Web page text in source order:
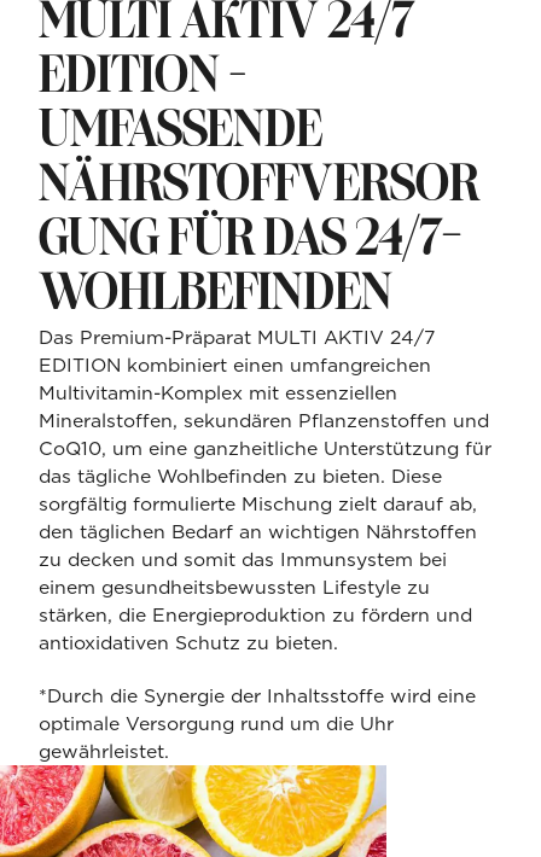
MULTI AKTIV 24/7
EDITION –
UMFASSENDE
NÄHRSTOFFVERSOR
GUNG FÜR DAS 24/7-
WOHLBEFINDEN
Das Premium-Präparat MULTI AKTIV 24/7
EDITION kombiniert einen umfangreichen
Multivitamin-Komplex mit essenziellen
Mineralstoffen, sekundären Pflanzenstoffen und
CoQ10, um eine ganzheitliche Unterstützung für
das tägliche Wohlbefinden zu bieten. Diese
sorgfältig formulierte Mischung zielt darauf ab,
den täglichen Bedarf an wichtigen Nährstoffen
zu decken und somit das Immunsystem bei
einem gesundheitsbewussten Lifestyle zu
stärken, die Energieproduktion zu fördern und
antioxidativen Schutz zu bieten.
*Durch die Synergie der Inhaltsstoffe wird eine
optimale Versorgung rund um die Uhr
gewährleistet.